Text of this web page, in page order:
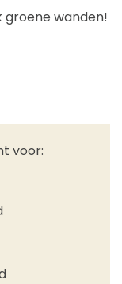
groene wanden!
voor: